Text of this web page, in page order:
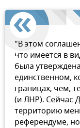
"В этом
что имеется в
была
единственном,
границах, чем,
(и ЛНР). Сейчас
территорию
референдуме,